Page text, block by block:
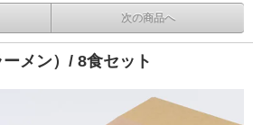
次の商品へ
メン）/ 8食セット